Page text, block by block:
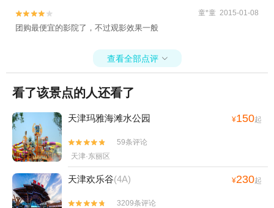

 童*童 2015-01-08
团购最便宜的影院了，不过观影效果一般
查看全部点评 
看了该景点的人还看了
天津玛雅海滩水公园 ¥150起


59条评论
天津·东丽区
天津欢乐谷(4A) ¥230起


3209条评论